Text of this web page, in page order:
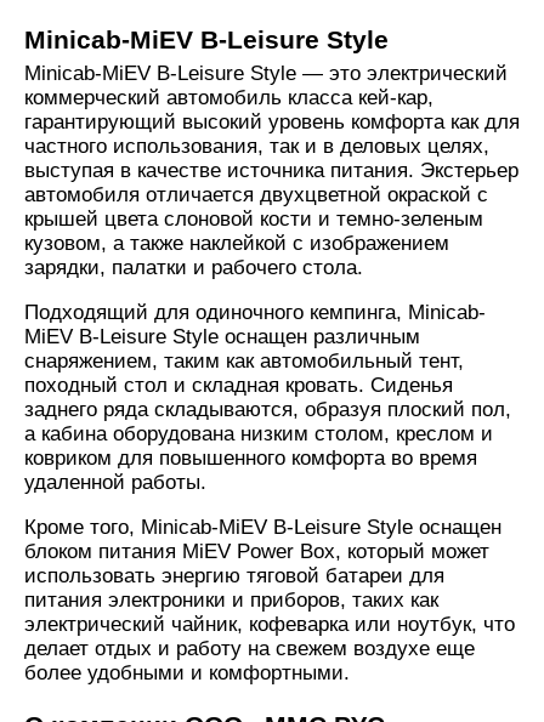
Minicab-MiEV B-Leisure Style
Minicab-MiEV B-Leisure Style — это электрический
коммерческий автомобиль класса кей-кар,
гарантирующий высокий уровень комфорта как для
частного использования, так и в деловых целях,
выступая в качестве источника питания. Экстерьер
автомобиля отличается двухцветной окраской с
крышей цвета слоновой кости и темно-зеленым
кузовом, а также наклейкой с изображением
зарядки, палатки и рабочего стола.
Подходящий для одиночного кемпинга, Minicab-
MiEV B-Leisure Style оснащен различным
снаряжением, таким как автомобильный тент,
походный стол и складная кровать. Сиденья
заднего ряда складываются, образуя плоский пол,
а кабина оборудована низким столом, креслом и
ковриком для повышенного комфорта во время
удаленной работы.
Кроме того, Minicab-MiEV B-Leisure Style оснащен
блоком питания MiEV Power Box, который может
использовать энергию тяговой батареи для
питания электроники и приборов, таких как
электрический чайник, кофеварка или ноутбук, что
делает отдых и работу на свежем воздухе еще
более удобными и комфортными.